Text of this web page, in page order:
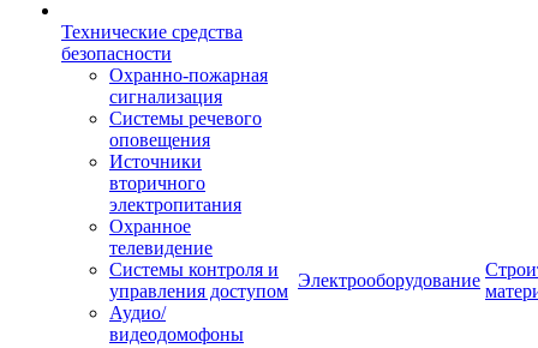
Технические средства
безопасности
Охранно-пожарная
сигнализация
Системы речевого
оповещения
Источники
вторичного
электропитания
Охранное
телевидение
Системы контроля и
управления доступом
Аудио/
видеодомофоны
Электрооборудование